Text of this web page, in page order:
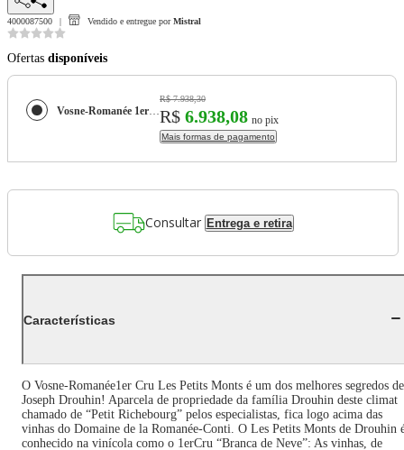
4000087500 Vendido e entregue por Mistral
Ofertas disponíveis
Vosne-Romanée 1er Cru Les Petits Monts 2022 (Joseph Drouhin) 750ml
R$ 7.938,30
R$ 6.938,08 no pix
Mais formas de pagamento
Consultar Entrega e retira
Características
O Vosne-Romanée1er Cru Les Petits Monts é um dos melhores segredos de
Joseph Drouhin! Aparcela de propriedade da família Drouhin deste climat
chamado de “Petit Richebourg” pelos especialistas, fica logo acima das
vinhas do Domaine de la Romanée-Conti. O Les Petits Monts de Drouhin
conhecido na vinícola como o 1erCru “Branca de Neve”: As vinhas, de